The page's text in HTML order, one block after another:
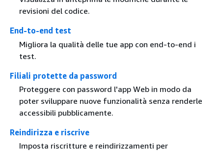
revisioni del codice.
End-to-end test
Migliora la qualità delle tue app con end-to-end i
test.
Filiali protette da password
Proteggere con password l'app Web in modo da
poter sviluppare nuove funzionalità senza renderle
accessibili pubblicamente.
Reindirizza e riscrive
Imposta riscritture e reindirizzamenti per